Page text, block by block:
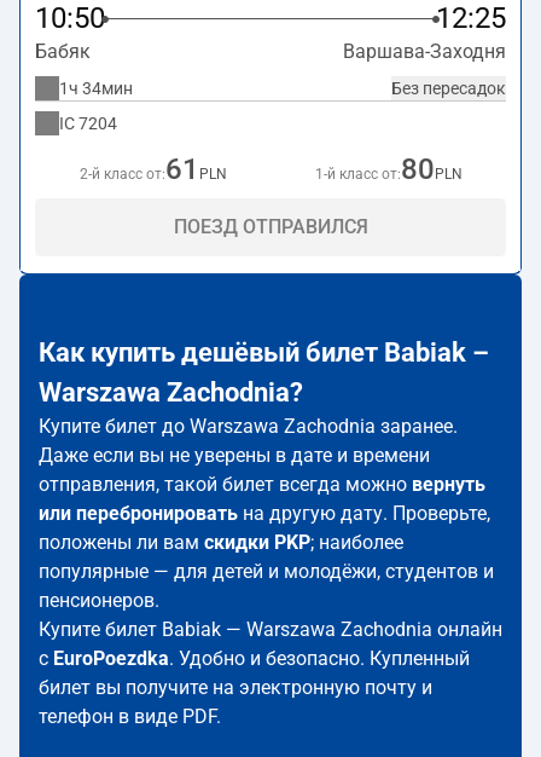
10:50 12:25
Бабяк Варшава-Заходня
Без пересадок
1ч 34мин
IC7204
2-й класс от:61 PLN 1-й класс от:80 PLN
ПОЕЗД ОТПРАВИЛСЯ
Как купить дешёвый билет Babiak –
Warszawa Zachodnia?
Купите билет до Warszawa Zachodnia заранее.
Даже если вы не уверены в дате и времени
отправления, такой билет всегда можно вернуть
или перебронировать на другую дату. Проверьте,
положены ли вам скидки PKP; наиболее
популярные — для детей и молодёжи, студентов и
пенсионеров.
Купите билет Babiak — Warszawa Zachodnia онлайн
с EuroPoezdka. Удобно и безопасно. Купленный
билет вы получите на электронную почту и
телефон в виде PDF.